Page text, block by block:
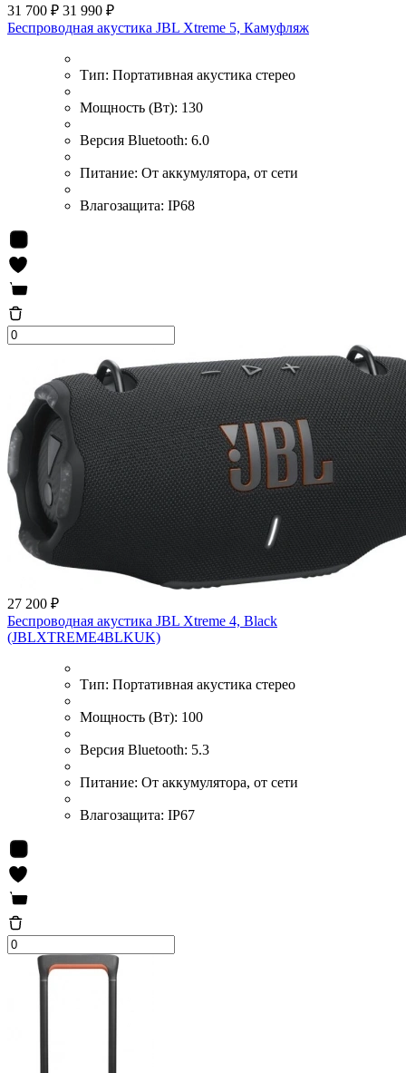
31 700 ₽ 31 990 ₽
Беспроводная акустика JBL Xtreme 5, Камуфляж
Тип: Портативная акустика стерео
Мощность (Вт): 130
Версия Bluetooth: 6.0
Питание: От аккумулятора, от сети
Влагозащита: IP68
27 200 ₽
Беспроводная акустика JBL Xtreme 4, Black
(JBLXTREME4BLKUK)
Тип: Портативная акустика стерео
Мощность (Вт): 100
Версия Bluetooth: 5.3
Питание: От аккумулятора, от сети
Влагозащита: IP67